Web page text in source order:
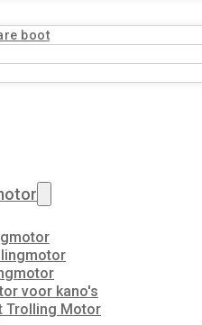
boot
voor kano's
Trolling Motor